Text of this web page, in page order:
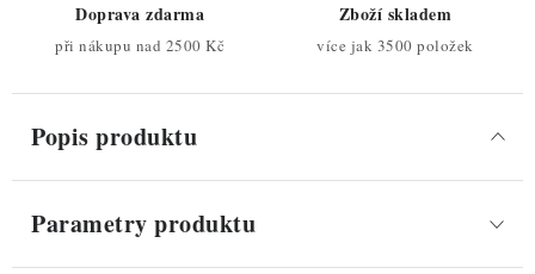
Doprava zdarma
při nákupu nad 2500 Kč
Zboží skladem
více jak 3500 položek
Popis produktu
Parametry produktu